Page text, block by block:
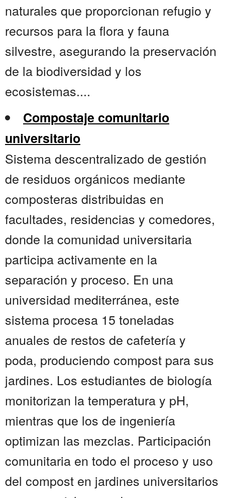
naturales que proporcionan refugio y
recursos para la flora y fauna
silvestre, asegurando la preservación
de la biodiversidad y los
ecosistemas....
Compostaje comunitario
universitario
Sistema descentralizado de gestión
de residuos orgánicos mediante
composteras distribuidas en
facultades, residencias y comedores,
donde la comunidad universitaria
participa activamente en la
separación y proceso. En una
universidad mediterránea, este
sistema procesa 15 toneladas
anuales de restos de cafetería y
poda, produciendo compost para sus
jardines. Los estudiantes de biología
monitorizan la temperatura y pH,
mientras que los de ingeniería
optimizan las mezclas. Participación
comunitaria en todo el proceso y uso
del compost en jardines universitarios